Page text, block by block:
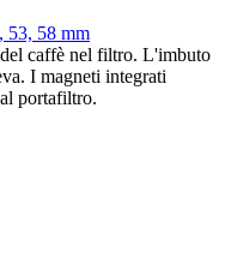
53, 58 mm
caffè nel filtro. L'imbuto
I magneti integrati
portafiltro.